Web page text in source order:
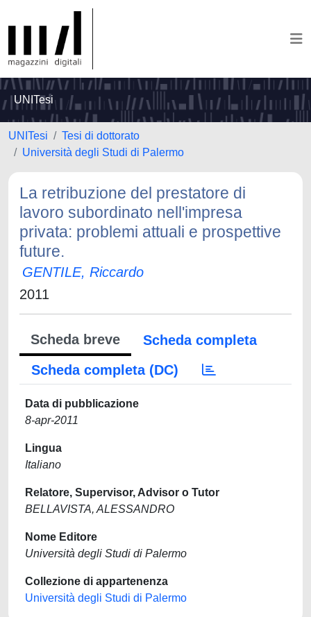
UNITesi
UNITesi
Tesi di dottorato
Università degli Studi di Palermo
La retribuzione del prestatore di
lavoro subordinato nell'impresa
privata: problemi attuali e prospettive
future.
GENTILE, Riccardo
2011
Scheda breve
Scheda completa
Scheda completa (DC)
Data di pubblicazione
8-apr-2011
Lingua
Italiano
Relatore, Supervisor, Advisor o Tutor
BELLAVISTA, ALESSANDRO
Nome Editore
Università degli Studi di Palermo
Collezione di appartenenza
Università degli Studi di Palermo